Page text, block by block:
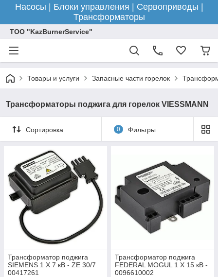
Насосы | Блоки управления | Сервоприводы |
Трансформаторы
ТОО "KazBurnerService"
Товары и услуги Запасные части горелок
Трансформаторы поджига для горелок VIESSMANN
Сортировка 0 Фильтры
Трансформатор поджига
SIEMENS 1 X 7 кВ - ZE 30/7
00417261
Трансформатор поджига
FEDERAL MOGUL 1 X 15 кВ -
0096610002